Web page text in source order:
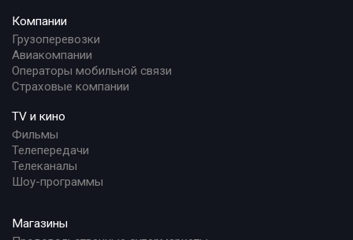
Компании
Грузоперевозки
Авиакомпании
Операторы мобильной связи
Страховые компании
TV и кино
Фильмы
Телепередачи
Телеканалы
Шоу-программы
Магазины